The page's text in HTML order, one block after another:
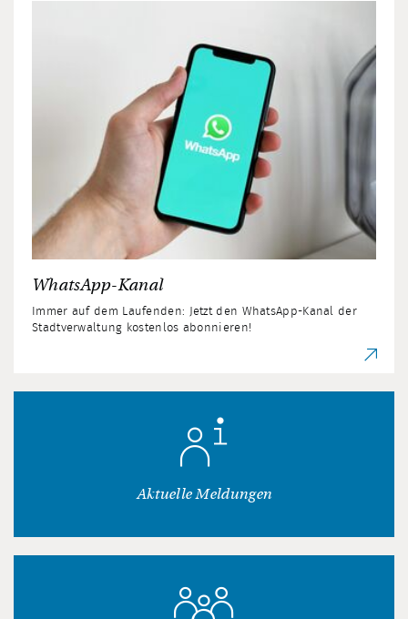
WhatsApp-Kanal
Immer auf dem Laufenden: Jetzt den WhatsApp-Kanal der
Stadtverwaltung kostenlos abonnieren!
Aktuelle Meldungen